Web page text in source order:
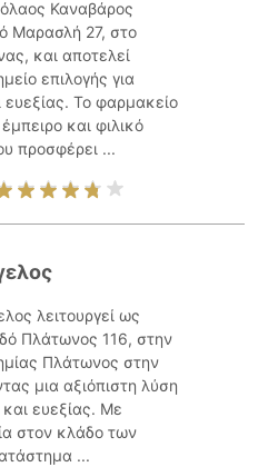
Καναβάρος
Μαρασλή 27, στο
και αποτελεί
επιλογής για
ευεξίας. Το φαρμακείο
και φιλικό
προσφέρει ...
λειτουργεί ως
Πλάτωνος 116, στην
Πλάτωνος στην
μια αξιόπιστη λύση
ευεξίας. Με
στον κλάδο των
...